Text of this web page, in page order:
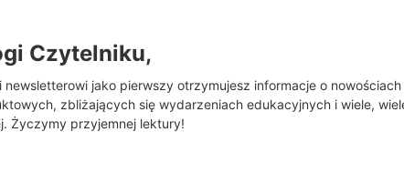
Czytelniku,
newsletterowi jako pierwszy otrzymujesz informacje o nowościach
zbliżających się wydarzeniach edukacyjnych i wiele,
Życzymy przyjemnej lektury!